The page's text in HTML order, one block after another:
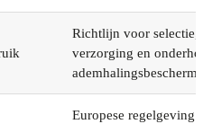
Richtlijn voor selectie,
verzorging en
Europese regelgeving